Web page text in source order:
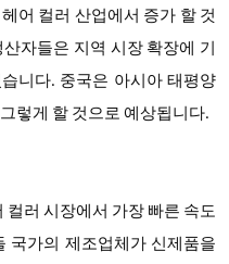
어 컬러 산업에서 증가 할 것
자들은 지역 시장 확장에 기
니다. 중국은 아시아 태평양
렇게 할 것으로 예상됩니다.
컬러 시장에서 가장 빠른 속도
국가의 제조업체가 신제품을